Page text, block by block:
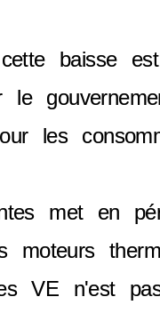
baisse
le
les
met en
moteurs
VE n'est